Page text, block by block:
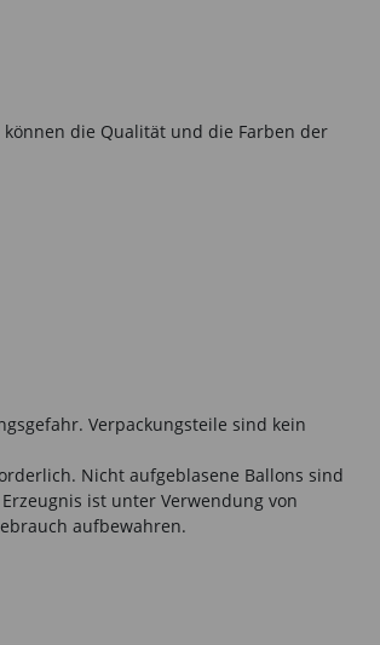
die Qualität und die Farben der
Verpackungsteile sind kein
Nicht aufgeblasene Ballons sind
ist unter Verwendung von
aufbewahren.